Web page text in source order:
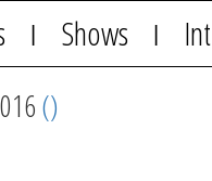
Shows
()